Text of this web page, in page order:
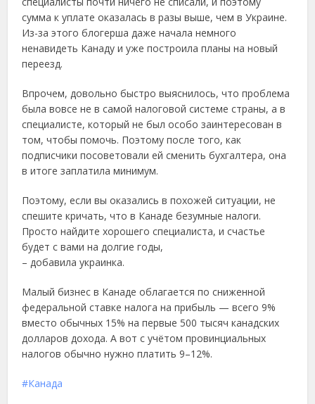
сумма к уплате оказалась в разы выше, чем в Украине.
Из-за этого блогерша даже начала немного
ненавидеть Канаду и уже построила планы на новый
переезд.
Впрочем, довольно быстро выяснилось, что проблема
была вовсе не в самой налоговой системе страны, а в
специалисте, который не был особо заинтересован в
том, чтобы помочь. Поэтому после того, как
подписчики посоветовали ей сменить бухгалтера, она
в итоге заплатила минимум.
Поэтому, если вы оказались в похожей ситуации, не
спешите кричать, что в Канаде безумные налоги.
Просто найдите хорошего специалиста, и счастье
будет с вами на долгие годы,
– добавила украинка.
Малый бизнес в Канаде облагается по сниженной
федеральной ставке налога на прибыль — всего 9%
вместо обычных 15% на первые 500 тысяч канадских
долларов дохода. А вот с учётом провинциальных
налогов обычно нужно платить 9–12%.
Канада